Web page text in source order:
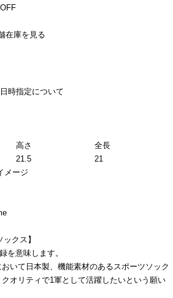
在庫を見る
時指定について
高さ
全長
21.5
21
メージ
クス】
を意味します。
いて日本製、機能素材のあるスポーツソック
オリティで1軍として活躍したいという願い